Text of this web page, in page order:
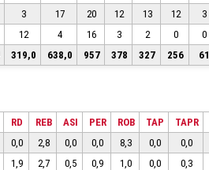
3 17 20 12 13 12 3
12 4 16 3 2 0 0
319,0 638,0 957 378 327 256 61
RD REB ASI PER ROB TAP TAPR
0,0 2,8 0,0 0,0 8,3 0,0 0,0
1,9 2,7 0,5 0,9 1,0 0,0 0,3